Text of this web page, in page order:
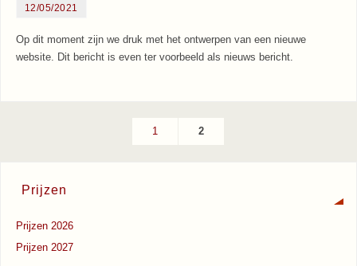
12/05/2021
Op dit moment zijn we druk met het ontwerpen van een nieuwe
website. Dit bericht is even ter voorbeeld als nieuws bericht.
1 2
Prijzen
Prijzen 2026
Prijzen 2027